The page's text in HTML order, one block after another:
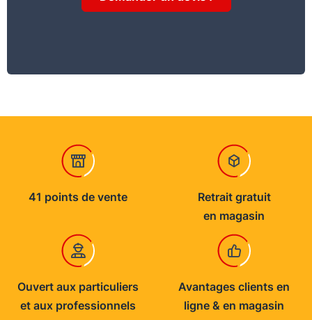
41 points de vente
Retrait gratuit
en magasin
Ouvert aux particuliers
et aux professionnels
Avantages clients en
ligne & en magasin